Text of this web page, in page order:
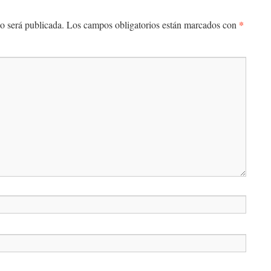
será publicada. Los campos obligatorios están marcados con *